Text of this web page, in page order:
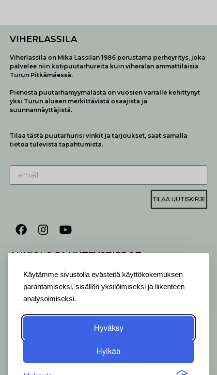
Käytämme sivustolla evästeitä käyttökokemuksen
parantamiseksi, sisällön yksilöimiseksi ja liikenteen
analysoimiseksi.
Hyväksy
Hylkää
VIHERLASSILA
Viherlassila on Mika Lassilan 1986 perustama perheyritys, joka
palvelee niin kotipuutarhureita kuin viheralan ammattilaisia
Turun Pitkämäessä.
Pienestä puutarhamyymälästä on vuosien varralle kehittynyt
yksi Turun alueen merkittävistä osaajista ja
suunnannäyttäjistä.
Tilaa tästä puutarhurisi vinkit ja tarjoukset, saat samalla
tietoa tulevista tapahtumista.
TILAA UUTISKIRJE
AUKIOLO JA YHTEYSTIEDOT
ALVELEMME:
Ma-Pe 9-20 I La 10-18 I Su 10-17
OTA YHTEYTTÄ:
kukkapiste: +358 44 5369 657
pihasuunnittelija: +358 40 1547 376
Alakyläntie 2-4, 20250 Turku
Verk­ko­las­kuo­soit­teem­me: 003706205330
Vä­lit­tä­jä: Open Text OY/ Vä­lit­tä­jä­tun­nus: 003708599126